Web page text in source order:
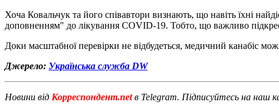
Хоча Ковальчук та його співавтори визнають, що навіть їхні
доповненням" до лікування COVID-19. Тобто, що важливо
Доки масштабної перевірки не відбудеться, медичний канабіс
Джерело: Українська служба DW
Новини від Корреспондент.netв Telegram. Підписуйтесь на наш